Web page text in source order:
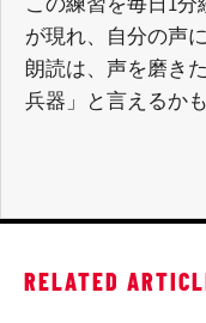
が現れ、自分の声
朗読は、声を磨き
兵器」と言えるか
RELATED